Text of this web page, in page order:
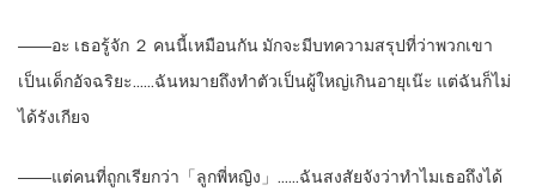
――อะ เธอรู้จัก ２ คนนี้เหมือนกัน มักจะมีบทความสรุปที่ว่าพวกเขา
เป็นเด็กอัจฉริยะ……ฉันหมายถึงทำตัวเป็นผู้ใหญ่เกินอายุเน๊ะ แต่ฉันก็ไม่
ได้รังเกียจ
――แต่คนที่ถูกเรียกว่า「ลูกพี่หญิง」……ฉันสงสัยจังว่าทำไมเธอถึงได้